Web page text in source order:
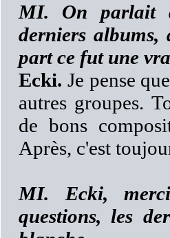
MI. On parlait
derniers
part ce fut une
Ecki. Je pense
autres groupes.
de bons
Après, c'est
MI. Ecki,
questions, les